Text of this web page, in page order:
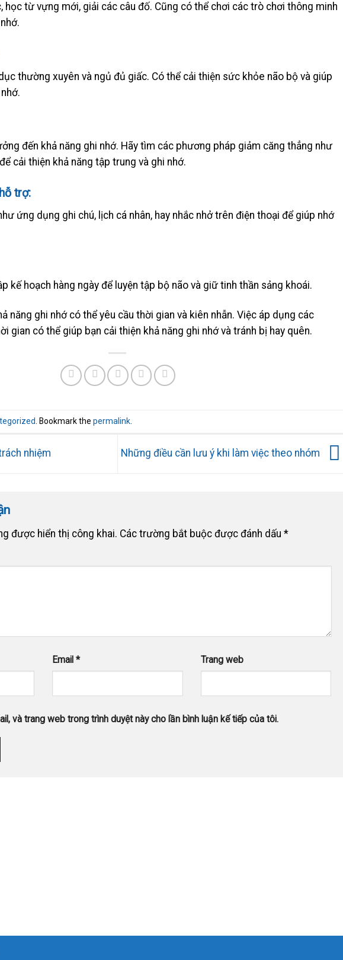
học từ vựng mới, giải các câu đố. Cũng có thể chơi các trò chơi thông minh
thường xuyên và ngủ đủ giấc. Có thể cải thiện sức khỏe não bộ và giúp
đến khả năng ghi nhớ. Hãy tìm các phương pháp giảm căng thẳng như
cải thiện khả năng tập trung và ghi nhớ.
trợ:
ứng dụng ghi chú, lịch cá nhân, hay nhắc nhở trên điện thoại để giúp nhớ
kế hoạch hàng ngày để luyện tập bộ não và giữ tinh thần sảng khoái.
năng ghi nhớ có thể yêu cầu thời gian và kiên nhẫn. Việc áp dụng các
gian có thể giúp bạn cải thiện khả năng ghi nhớ và tránh bị hay quên.
. Bookmark the permalink
nhiệm Những điều cần lưu ý khi làm việc theo nhóm
được hiển thị công khai. Các trường bắt buộc được đánh dấu *
Email * Trang web
và trang web trong trình duyệt này cho lần bình luận kế tiếp của tôi.